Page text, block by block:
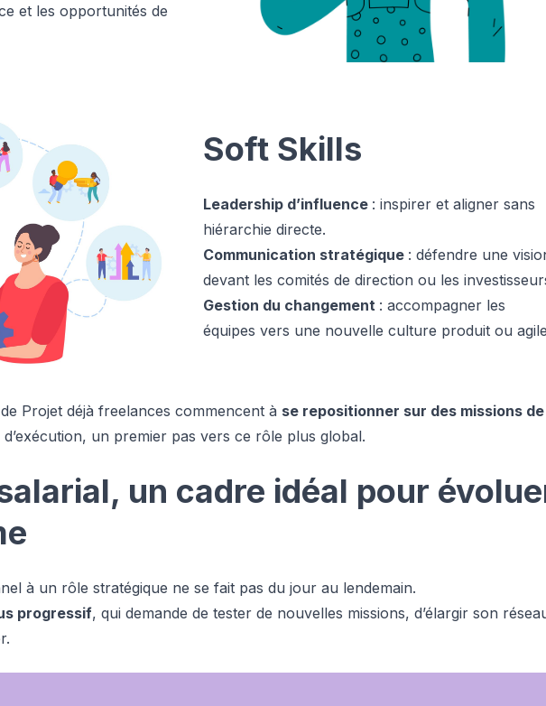
et les opportunités de
Soft Skills
Leadership d’influence : inspirer et aligner sans
hiérarchie directe.
Communication stratégique : défendre une
devant les comités de direction ou les
Gestion du changement : accompagner les
équipes vers une nouvelle culture produit ou
Projet déjà freelances commencent à se repositionner sur des missions de
un premier pas vers ce rôle plus global.
un cadre idéal pour
à un rôle stratégique ne se fait pas du jour au lendemain.
progressif, qui demande de tester de nouvelles missions, d’élargir son